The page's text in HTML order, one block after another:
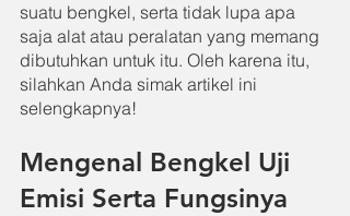
suatu bengkel, serta tidak lupa apa
saja alat atau peralatan yang memang
dibutuhkan untuk itu. Oleh karena itu,
silahkan Anda simak artikel ini
selengkapnya!
Mengenal Bengkel Uji
Emisi Serta Fungsinya